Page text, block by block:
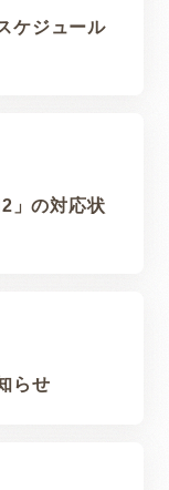
ケジュール
」の対応状
らせ